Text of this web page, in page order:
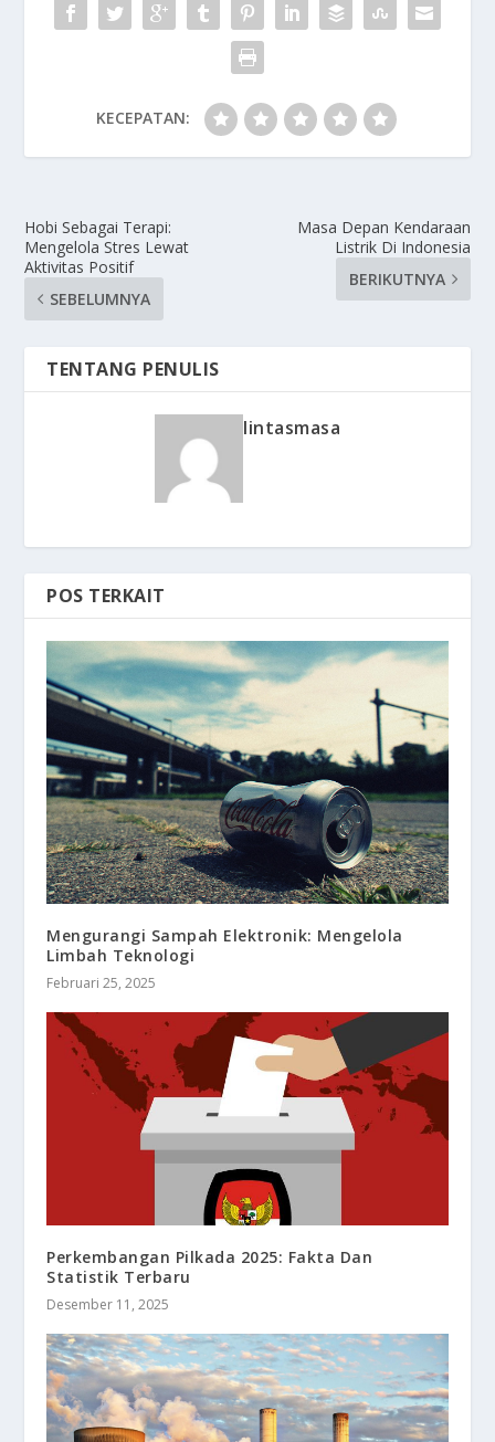
KECEPATAN:
Hobi Sebagai Terapi:
Mengelola Stres Lewat
Aktivitas Positif
SEBELUMNYA
Masa Depan Kendaraan
Listrik Di Indonesia
BERIKUTNYA
TENTANG PENULIS
lintasmasa
POS TERKAIT
Mengurangi Sampah Elektronik: Mengelola
Limbah Teknologi
Februari 25, 2025
Perkembangan Pilkada 2025: Fakta Dan
Statistik Terbaru
Desember 11, 2025